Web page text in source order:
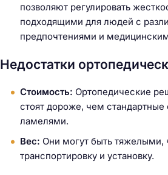
позволяют регулировать
подходящими для людей с
предпочтениями и
Недостатки
Стоимость: Ортопедические
стоят дороже, чем стандартные
ламелями.
Вес: Они могут быть тяжелыми,
транспортировку и установку.